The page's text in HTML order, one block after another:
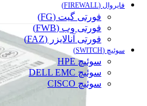
فایروال (FIREWALL)
فورتی گیت (FG)
فورتی وب (FWB)
فورتی آنالایزر (FAZ)
سوئیچ (SWITCH)
سوئیچ HPE
سوئیچ DELL EMC
سوئیچ CISCO